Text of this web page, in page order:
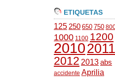
ETIQUETAS
125 250 650 750
1000 1100 1200
20102011
2012 2013abs
accidente Aprilia